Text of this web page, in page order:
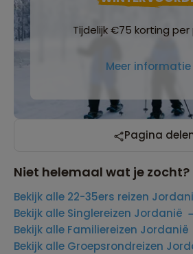
Tijdelijk €75 korting
Meer informatie
Pagina
Niet helemaal wat je zocht?
Bekijk alle 22-35ers reizen
Bekijk alle Singlereizen Jordanië
Bekijk alle Familiereizen Jordanië
Bekijk alle Groepsrondreizen